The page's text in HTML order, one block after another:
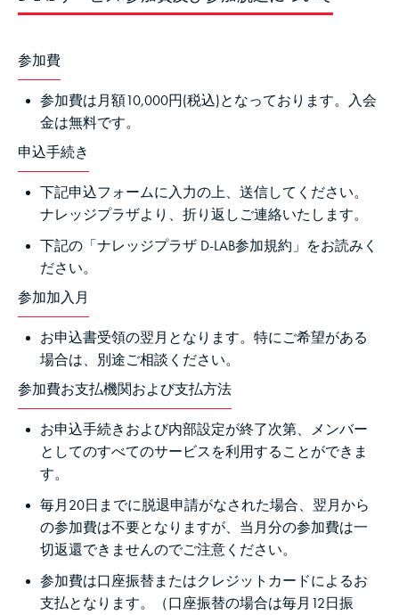
参加費
参加費は月額10,000円(税込)となっております。入会
金は無料です。
申込手続き
下記申込フォームに入力の上、送信してください。
ナレッジプラザより、折り返しご連絡いたします。
下記の「ナレッジプラザ D-LAB参加規約」をお読みく
ださい。
参加加入月
お申込書受領の翌月となります。特にご希望がある
場合は、別途ご相談ください。
参加費お支払機関および支払方法
お申込手続きおよび内部設定が終了次第、メンバー
としてのすべてのサービスを利用することができま
す。
毎月20日までに脱退申請がなされた場合、翌月から
の参加費は不要となりますが、当月分の参加費は一
切返還できませんのでご注意ください。
参加費は口座振替またはクレジットカードによるお
支払となります。（口座振替の場合は毎月12日振